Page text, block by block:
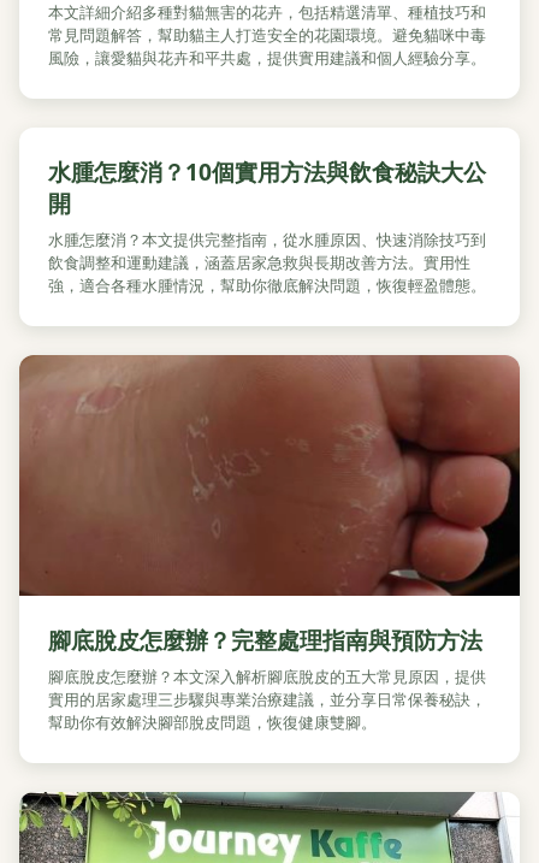
本文詳細介紹多種對貓無害的花卉，包括精選清單、種植技巧和
常見問題解答，幫助貓主人打造安全的花園環境。避免貓咪中毒
風險，讓愛貓與花卉和平共處，提供實用建議和個人經驗分享。
水腫怎麼消？10個實用方法與飲食秘訣大公
開
水腫怎麼消？本文提供完整指南，從水腫原因、快速消除技巧到
飲食調整和運動建議，涵蓋居家急救與長期改善方法。實用性
強，適合各種水腫情況，幫助你徹底解決問題，恢復輕盈體態。
腳底脫皮怎麼辦？完整處理指南與預防方法
腳底脫皮怎麼辦？本文深入解析腳底脫皮的五大常見原因，提供
實用的居家處理三步驟與專業治療建議，並分享日常保養秘訣，
幫助你有效解決腳部脫皮問題，恢復健康雙腳。